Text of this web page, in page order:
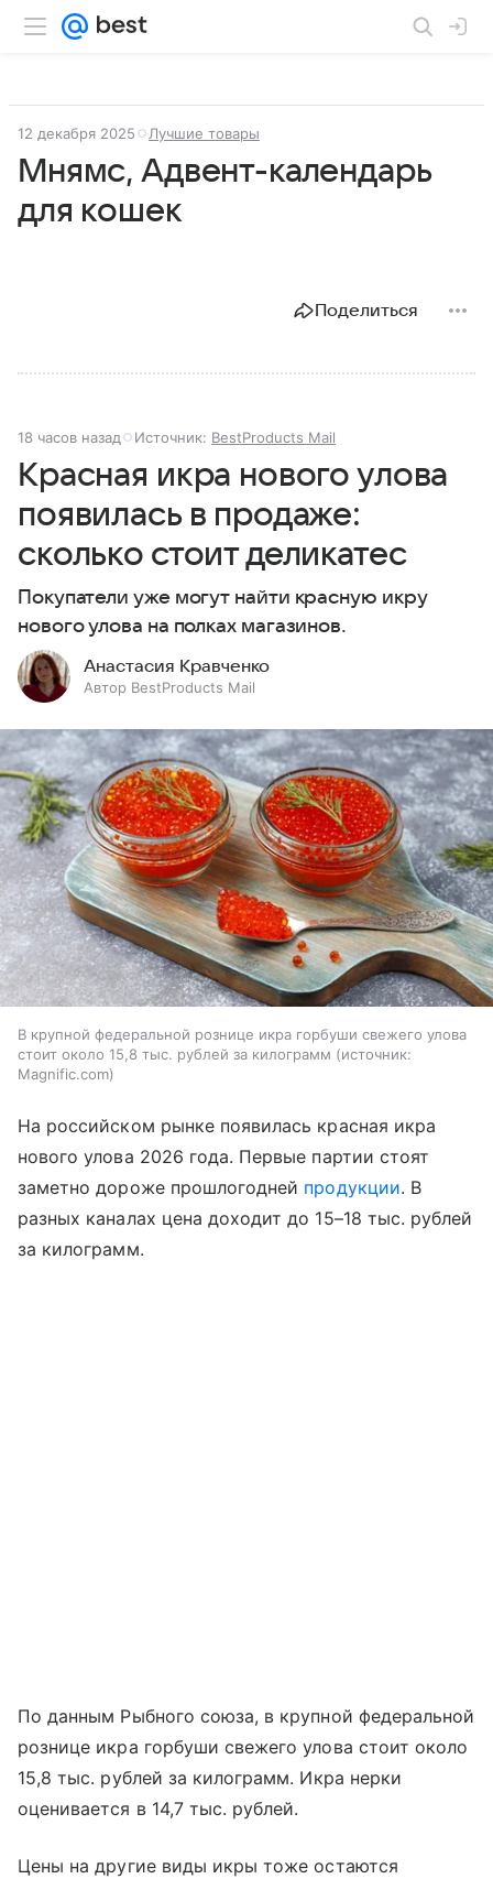
12 декабря 2025 Лучшие товары
Мнямс, Адвент-календарь
для кошек
Поделиться
18 часов назад Источник: BestProducts Mail
Красная икра нового улова
появилась в продаже:
сколько стоит деликатес
Покупатели уже могут найти красную икру
нового улова на полках магазинов.
Анастасия Кравченко
Автор BestProducts Mail
В крупной федеральной рознице икра горбуши свежего улова
стоит около 15,8 тыс. рублей за килограмм
источник:
Magnific.com
На российском рынке появилась красная икра
нового улова 2026 года. Первые партии стоят
заметно дороже прошлогодней продукции. В
разных каналах цена доходит до 15–18 тыс. рублей
за килограмм.
По данным Рыбного союза, в крупной федеральной
рознице икра горбуши свежего улова стоит около
15,8 тыс. рублей за килограмм. Икра нерки
оценивается в 14,7 тыс. рублей.
Цены на другие виды икры тоже остаются